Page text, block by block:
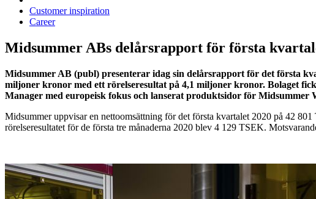
Customer inspiration
Career
Midsummer ABs delårsrapport för första
Midsummer AB (publ) presenterar idag sin delårsrapport för det första
miljoner kronor med ett rörelseresultat på 4,1 miljoner kronor. Bolaget
Manager med europeisk fokus och lanserat produktsidor för
Midsummer uppvisar en nettoomsättning för det första kvartalet 2020 på 42
rörelseresultatet för de första tre månaderna 2020 blev 4 129 TSEK.